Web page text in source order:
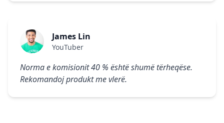
James Lin
YouTuber
Norma e komisionit 40 % është shumë tërheqëse.
Rekomandoj produkt me vlerë.